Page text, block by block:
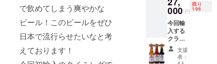
で飲めてしまう爽やかな
ビール！このビールをぜひ
日本で流行らせたいなと考
えております！
商品開
封前に
は必ず
お届け
のリ
ターン
に貼付
された
母。
（グル
含まれ
ていま
す）
「原材
料及び
デーツ
甘いフ
ルーツ
のフ
レー
バー、
ルス
ナータ
イプの
ビー
ル。綺
麗な
ゴール
000 円
残り
196
今回輸
入する
クラフ
トビー
ル3種
×12本
支援
者：